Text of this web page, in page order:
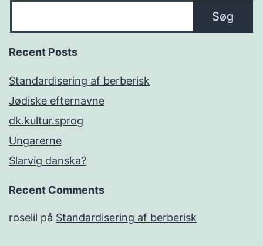
Søg
Recent Posts
Standardisering af berberisk
Jødiske efternavne
dk.kultur.sprog
Ungarerne
Slarvig danska?
Recent Comments
roselil på Standardisering af berberisk